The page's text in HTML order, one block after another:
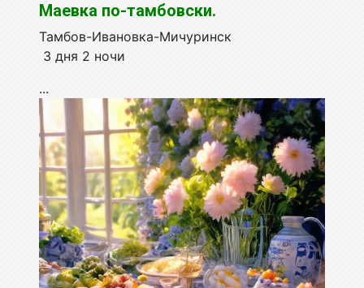
Маевка по-тамбовски.
Тамбов-Ивановка-Мичуринск
3 дня 2 ночи
...